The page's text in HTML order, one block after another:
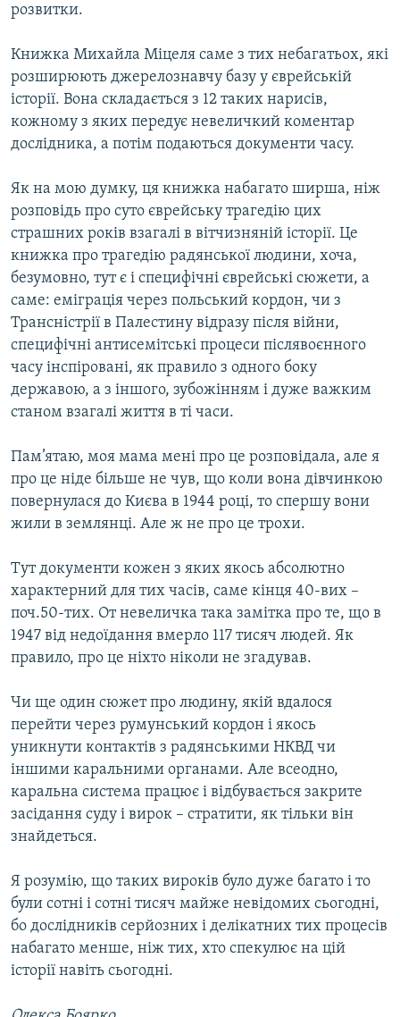
розвитки.
Книжка Михайла Міцеля саме з тих небагатьох, які
розширюють джерелознавчу базу у єврейській
історії. Вона складається з 12 таких нарисів,
кожному з яких передує невеличкий коментар
дослідника, а потім подаються документи часу.
Як на мою думку, ця книжка набагато ширша, ніж
розповідь про суто єврейську трагедію цих
страшних років взагалі в вітчизняній історії. Це
книжка про трагедію радянської людини, хоча,
безумовно, тут є і специфічні єврейські сюжети, а
саме: еміграція через польський кордон, чи з
Трансністрії в Палестину відразу після війни,
специфічні антисемітські процеси післявоєнного
часу інспіровані, як правило з одного боку
державою, а з іншого, зубожінням і дуже важким
станом взагалі життя в ті часи.
Пам’ятаю, моя мама мені про це розповідала, але я
про це ніде більше не чув, що коли вона дівчинкою
повернулася до Києва в 1944 році, то спершу вони
жили в землянці. Але ж не про це трохи.
Тут документи кожен з яких якось абсолютно
характерний для тих часів, саме кінця 40-вих –
поч.50-тих. От невеличка така замітка про те, що в
1947 від недоїдання вмерло 117 тисяч людей. Як
правило, про це ніхто ніколи не згадував.
Чи ще один сюжет про людину, якій вдалося
перейти через румунський кордон і якось
уникнути контактів з радянськими НКВД чи
іншими каральними органами. Але всеодно,
каральна система працює і відбувається закрите
засідання суду і вирок – стратити, як тільки він
знайдеться.
Я розумію, що таких вироків було дуже багато і то
були сотні і сотні тисяч майже невідомих сьогодні,
бо дослідників серйозних і делікатних тих процесів
набагато менше, ніж тих, хто спекулює на цій
історії навіть сьогодні.